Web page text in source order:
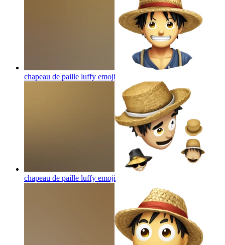
chapeau de paille luffy emoji
chapeau de paille luffy emoji